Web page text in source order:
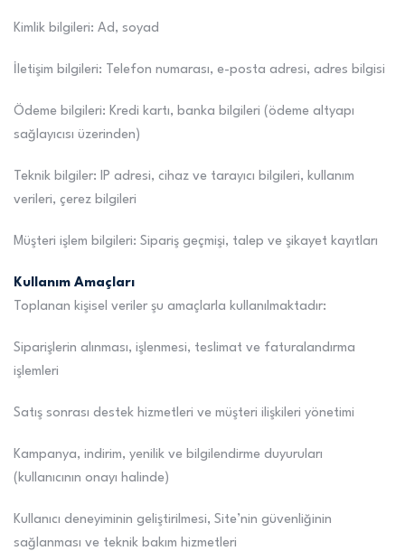
Kimlik bilgileri: Ad, soyad
İletişim bilgileri: Telefon numarası, e-posta adresi, adres bilgisi
Ödeme bilgileri: Kredi kartı, banka bilgileri (ödeme altyapı
sağlayıcısı üzerinden)
Teknik bilgiler: IP adresi, cihaz ve tarayıcı bilgileri, kullanım
verileri, çerez bilgileri
Müşteri işlem bilgileri: Sipariş geçmişi, talep ve şikayet kayıtları
Kullanım Amaçları
Toplanan kişisel veriler şu amaçlarla kullanılmaktadır:
Siparişlerin alınması, işlenmesi, teslimat ve faturalandırma
işlemleri
Satış sonrası destek hizmetleri ve müşteri ilişkileri yönetimi
Kampanya, indirim, yenilik ve bilgilendirme duyuruları
(kullanıcının onayı halinde)
Kullanıcı deneyiminin geliştirilmesi, Site’nin güvenliğinin
sağlanması ve teknik bakım hizmetleri